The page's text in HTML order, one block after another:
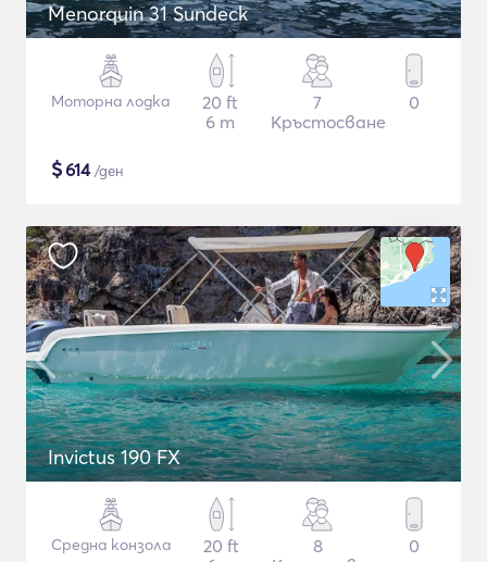
Menorquin 31 Sundeck
Моторна лодка
20 ft
6 m
7
Кръстосване
0
$614/ден
Invictus 190 FX
Средна конзола
20 ft
8
0